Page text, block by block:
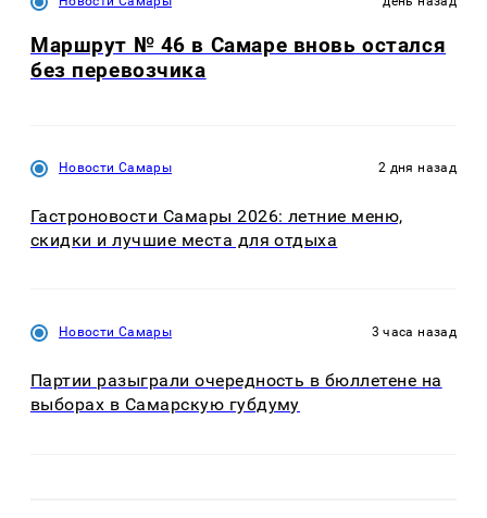
Маршрут № 46 в Самаре вновь остался
без перевозчика
Новости Самары 2 дня назад
Гастроновости Самары 2026: летние меню,
скидки и лучшие места для отдыха
Новости Самары 3 часа назад
Партии разыграли очередность в бюллетене на
выборах в Самарскую губдуму